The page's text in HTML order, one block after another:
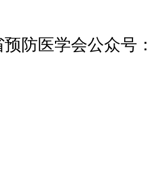
防医学会公众号